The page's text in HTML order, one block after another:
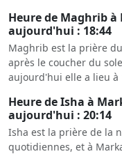
Heure de Maghrib
aujourd'hui : 18:44
Maghrib est la prière
après le coucher du
aujourd'hui elle a lieu à
Heure de Isha à
aujourd'hui : 20:14
Isha est la prière de la
quotidiennes, et à